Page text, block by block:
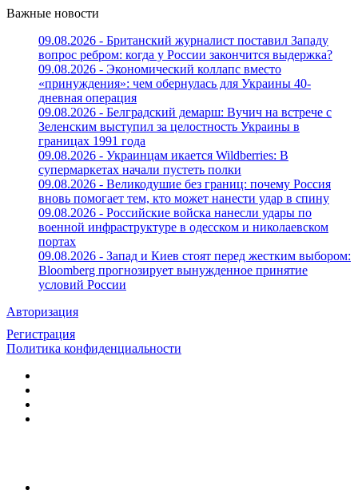
Важные новости
09.08.2026 - Британский журналист поставил Западу
вопрос ребром: когда у России закончится выдержка?
09.08.2026 - Экономический коллапс вместо
«принуждения»: чем обернулась для Украины 40-
дневная операция
09.08.2026 - Белградский демарш: Вучич на встрече с
Зеленским выступил за целостность Украины в
границах 1991 года
09.08.2026 - Украинцам икается Wildberries: В
супермаркетах начали пустеть полки
09.08.2026 - Великодушие без границ: почему Россия
вновь помогает тем, кто может нанести удар в спину
09.08.2026 - Российские войска нанесли удары по
военной инфраструктуре в одесском и николаевском
портах
09.08.2026 - Запад и Киев стоят перед жестким выбором:
Bloomberg прогнозирует вынужденное принятие
условий России
Авторизация
Регистрация
Политика конфиденциальности